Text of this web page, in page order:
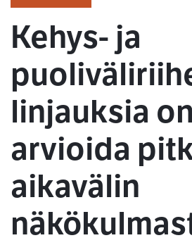
Kehys- ja
linjauksia
arvioida
aikavälin